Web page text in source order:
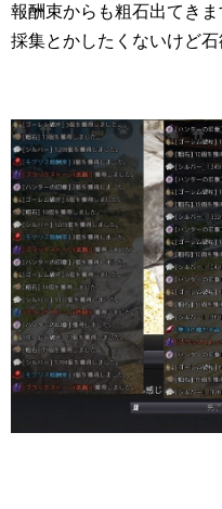
報酬束からも粗石出てきま
採集とかしたくないけど石